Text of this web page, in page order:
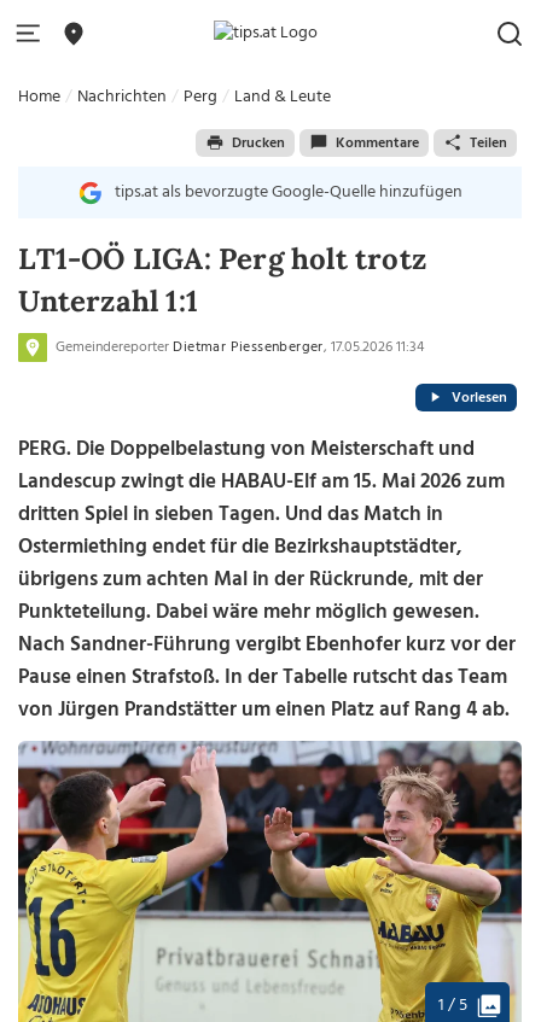
Home Nachrichten Perg Land & Leute
Drucken Kommentare Teilen
tips.at als bevorzugte Google-Quelle hinzufügen
LT1-OÖ LIGA: Perg holt trotz
Unterzahl 1:1
Gemeindereporter Dietmar Piessenberger, 17.05.2026 11:34
Vorlesen
PERG. Die Doppelbelastung von Meisterschaft und
Landescup zwingt die HABAU-Elf am 15. Mai 2026 zum
dritten Spiel in sieben Tagen. Und das Match in
Ostermiething endet für die Bezirkshauptstädter,
übrigens zum achten Mal in der Rückrunde, mit der
Punkteteilung. Dabei wäre mehr möglich gewesen.
Nach Sandner-Führung vergibt Ebenhofer kurz vor der
Pause einen Strafstoß. In der Tabelle rutscht das Team
von Jürgen Prandstätter um einen Platz auf Rang 4 ab.
1 / 5